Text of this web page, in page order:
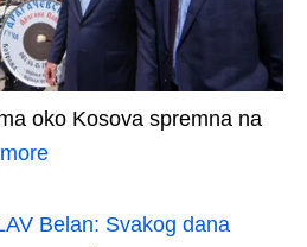
oko Kosova spremna na
Belan: Svakog dana